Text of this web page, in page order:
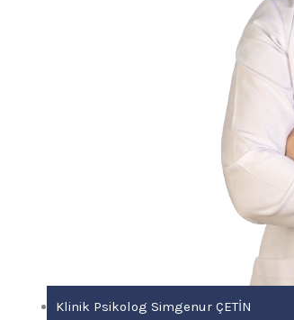
Klinik Psikolog Simgenur ÇETİN